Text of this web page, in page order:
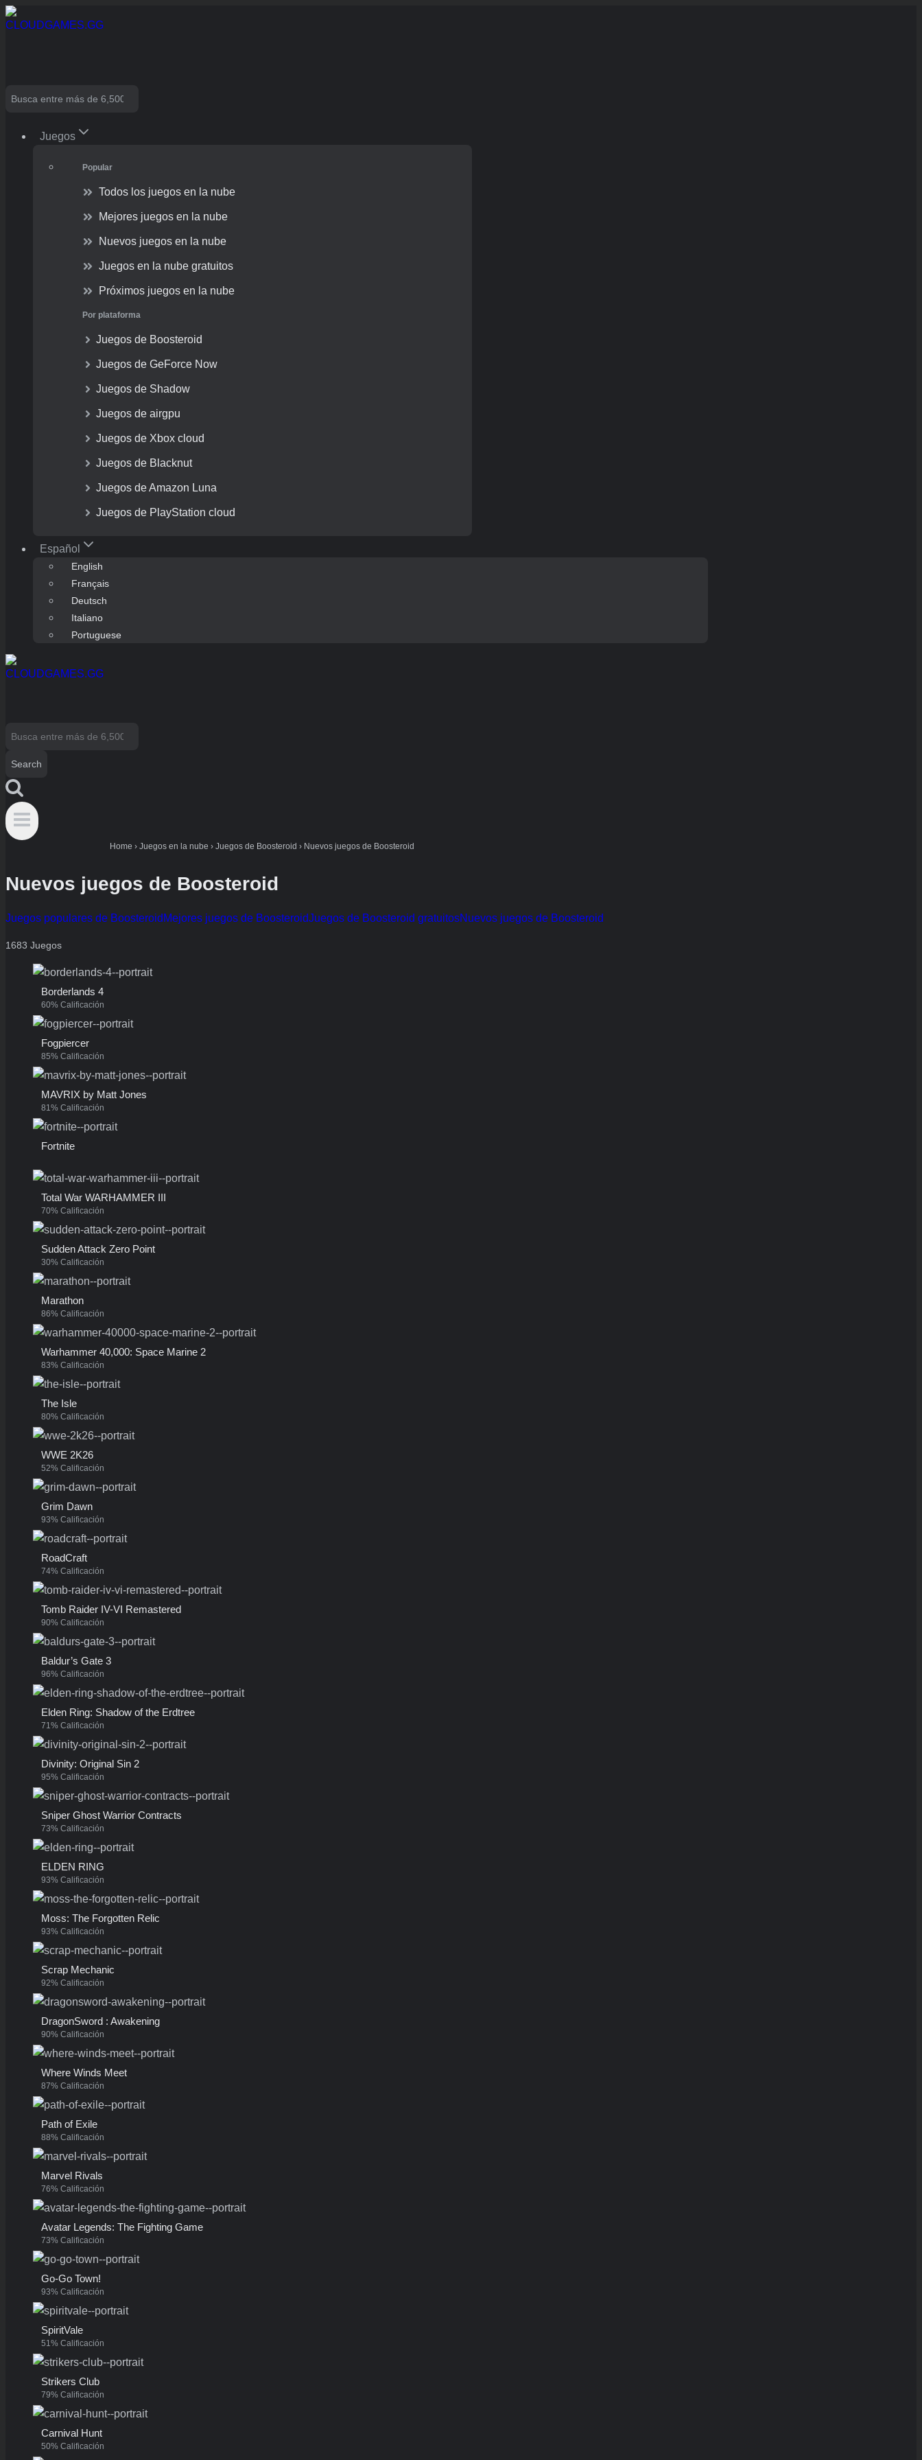
Skip
to
Search
Juegos
Popular
Todos los juegos en la nube
Mejores juegos en la nube
Nuevos juegos en la nube
Juegos en la nube gratuitos
Próximos juegos en la nube
Por plataforma
Juegos de Boosteroid
Juegos de GeForce Now
Juegos de Shadow
Juegos de airgpu
Juegos de Xbox cloud
Juegos de Blacknut
Juegos de Amazon Luna
Juegos de PlayStation cloud
Español
English
Français
Deutsch
Italiano
Portuguese
Search
Home › Juegos en la nube › Juegos de Boosteroid › Nuevos juegos de Boosteroid
Nuevos juegos de Boosteroid
Juegos populares de Boosteroid Mejores juegos de BoosteroidJuegos de Boosteroid gratuitosNuevos juegos de Boosteroid
1683 Juegos
Borderlands 4
60% Calificación
Fogpiercer
85% Calificación
MAVRIX by Matt Jones
81% Calificación
Fortnite
Total War WARHAMMER III
70% Calificación
Sudden Attack Zero Point
30% Calificación
Marathon
86% Calificación
Warhammer 40,000: Space Marine 2
83% Calificación
The Isle
80% Calificación
WWE 2K26
52% Calificación
Grim Dawn
93% Calificación
RoadCraft
74% Calificación
Tomb Raider IV-VI Remastered
90% Calificación
Baldur’s Gate 3
96% Calificación
Elden Ring: Shadow of the Erdtree
71% Calificación
Divinity: Original Sin 2
95% Calificación
Sniper Ghost Warrior Contracts
73% Calificación
ELDEN RING
93% Calificación
Moss: The Forgotten Relic
93% Calificación
Scrap Mechanic
92% Calificación
DragonSword : Awakening
90% Calificación
Where Winds Meet
87% Calificación
Path of Exile
88% Calificación
Marvel Rivals
76% Calificación
Avatar Legends: The Fighting Game
73% Calificación
Go-Go Town!
93% Calificación
SpiritVale
51% Calificación
Strikers Club
79% Calificación
Carnival Hunt
50% Calificación